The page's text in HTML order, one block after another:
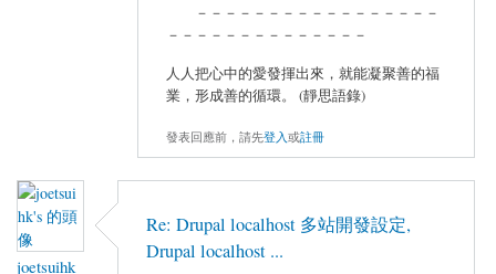
－－－－－－－－－－－－－－－－－
－－－－－－－－－－－－－－
人人把心中的愛發揮出來，就能凝聚善的福
業，形成善的循環。 (靜思語錄)
發表回應前，請先登入或註冊
joetsuihk
Re: Drupal localhost 多站開發設定,
Drupal localhost ...